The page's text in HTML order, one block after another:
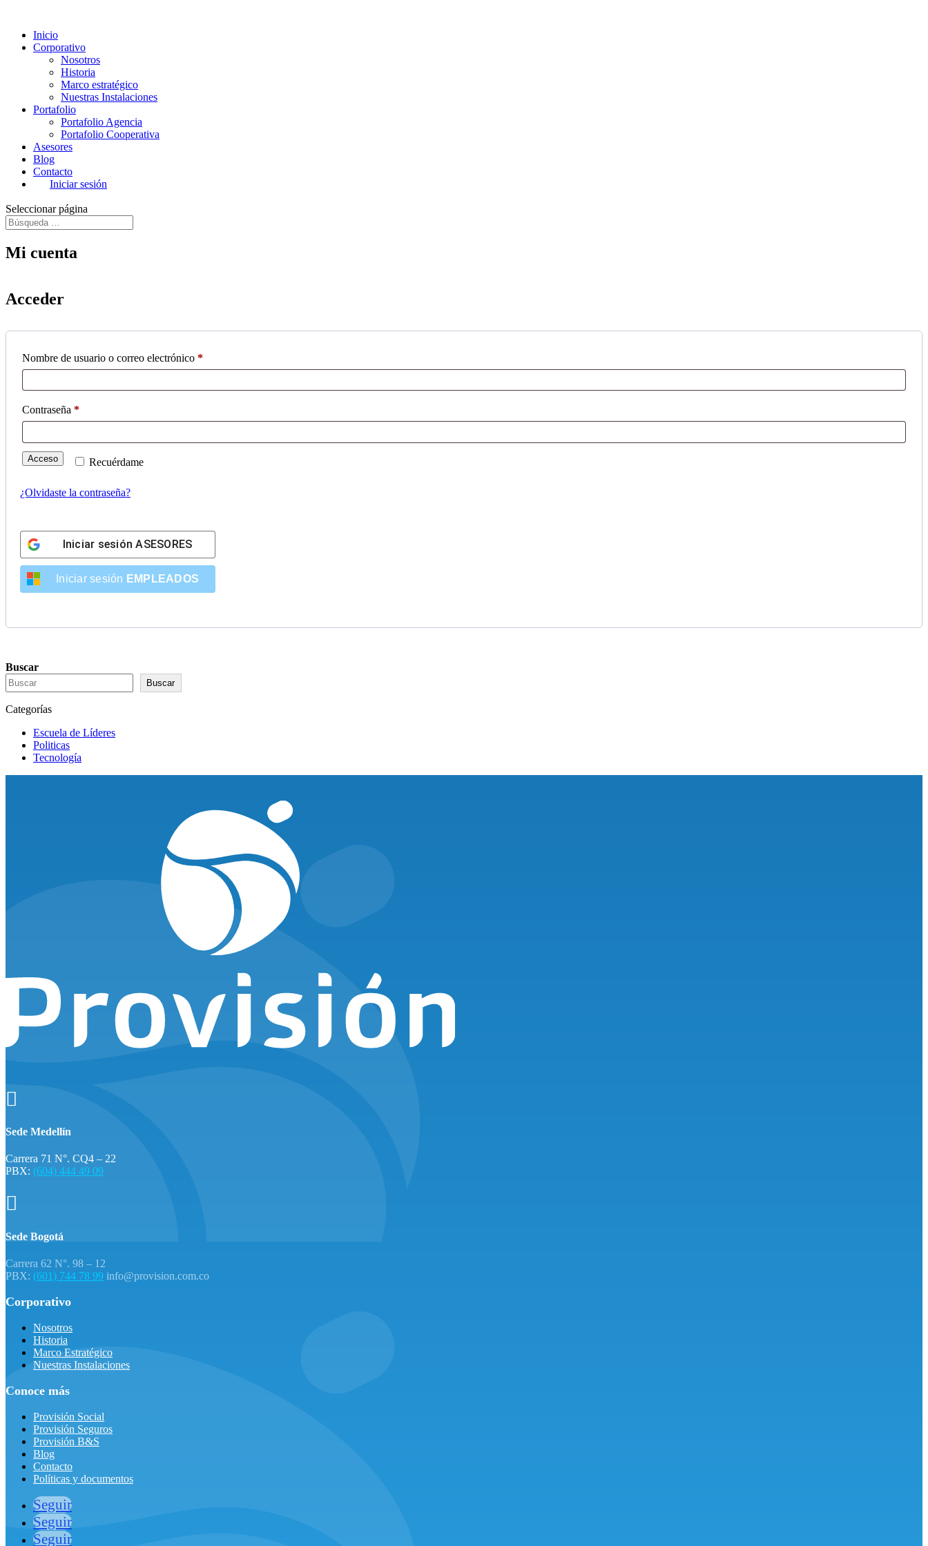
Inicio
Corporativo
Nosotros
Historia
Marco estratégico
Nuestras Instalaciones
Portafolio
Portafolio Agencia
Portafolio Cooperativa
Asesores
Blog
Contacto
Iniciar sesión
Seleccionar página
Mi cuenta
Acceder
Nombre de usuario o correo electrónico *Obligatorio
Contraseña *Obligatorio
Recuérdame
Acceso
¿Olvidaste la contraseña?
Iniciar sesiónASESORES
Iniciar sesión EMPLEADOS
Buscar
Buscar
Categorías
Escuela de Líderes
Politicas
Tecnología

Sede Medellín
Carrera 71 N°. CQ4 – 22
PBX: (604) 444 49 09

Sede Bogotá
Carrera 62 N°. 98 – 12
PBX: (601) 744 78 99 info@provision.com.co
Corporativo
Nosotros
Historia
Marco Estratégico
Nuestras Instalaciones
Conoce más
Provisión Social
Provisión Seguros
Provisión B&S
Blog
Contacto
Políticas y documentos
Seguir
Seguir
Seguir